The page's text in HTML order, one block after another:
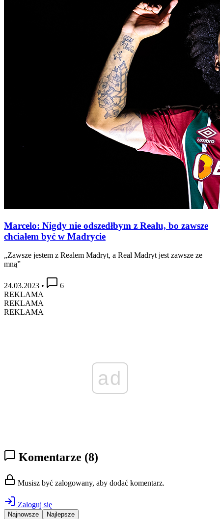
Marcelo: Nigdy nie odszedłbym z Realu, bo zawsze
chciałem być w Madrycie
„Zawsze jestem z Realem Madryt, a Real Madryt jest zawsze ze
mną”
24.03.2023 •
6
REKLAMA
REKLAMA
REKLAMA
ad
Komentarze (8)
Musisz być zalogowany, aby dodać komentarz.
Zaloguj się
Najnowsze Najlepsze